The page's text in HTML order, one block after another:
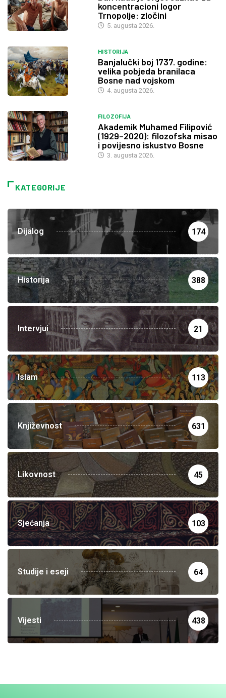
koncentracioni logor
Trnopolje: zločini
5. augusta 2026.
HISTORIJA
Banjalučki boj 1737. godine:
velika pobjeda branilaca
Bosne nad vojskom
4. augusta 2026.
FILOZOFIJA
Akademik Muhamed Filipović
(1929–2020): filozofska misao
i povijesno iskustvo Bosne
3. augusta 2026.
KATEGORIJE
Dijalog 174
Historija 388
Intervjui 21
Islam 113
Književnost 631
Likovnost 45
Sjećanja 103
Studije i eseji 64
Vijesti 438